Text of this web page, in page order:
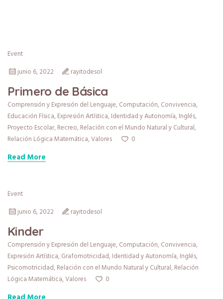
Event
junio 6, 2022
rayitodesol
Primero de Básica
Comprensión y Expresión del Lenguaje,Computación,Convivencia,
Educación Física,Expresión Artística,Identidad y Autonomía,Inglés,
Proyecto Escolar,Recreo,Relación con el Mundo Natural y Cultural,
Relación Lógica Matemática,Valores 0
Read More
Event
junio 6, 2022
rayitodesol
Kinder
Comprensión y Expresión del Lenguaje,Computación,Convivencia,
Expresión Artística,Grafomotricidad,Identidad y Autonomía,Inglés,
Psicomotricidad,Relación con el Mundo Natural y Cultural,Relación
Lógica Matemática,Valores 0